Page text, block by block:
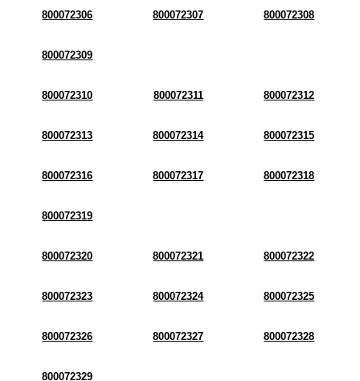
800072306 800072307 800072308
800072309
800072310 800072311 800072312
800072313 800072314 800072315
800072316 800072317 800072318
800072319
800072320 800072321 800072322
800072323 800072324 800072325
800072326 800072327 800072328
800072329